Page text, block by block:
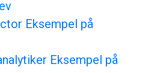
Eksempel på
Eksempel på